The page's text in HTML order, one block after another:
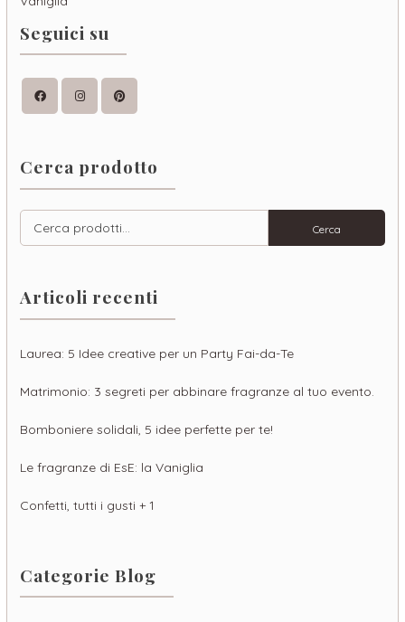
Seguici su
FacebookInstagramPinterest
Cerca prodotto
Cerca: Cerca
Articoli recenti
Laurea: 5 Idee creative per un Party Fai-da-Te
Matrimonio: 3 segreti per abbinare fragranze al tuo evento.
Bomboniere solidali, 5 idee perfette per te!
Le fragranze di EsE: la Vaniglia
Confetti, tutti i gusti + 1
Categorie Blog